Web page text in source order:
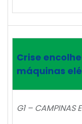
Crise
máquinas
G1 – CAMPINAS